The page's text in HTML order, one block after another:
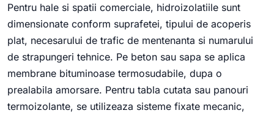
Pentru hale si spatii comerciale, hidroizolatiile sunt
dimensionate conform suprafetei, tipului de acoperis
plat, necesarului de trafic de mentenanta si numarului
de strapungeri tehnice. Pe beton sau sapa se aplica
membrane bituminoase termosudabile, dupa o
prealabila amorsare. Pentru tabla cutata sau panouri
termoizolante, se utilizeaza sisteme fixate mecanic,